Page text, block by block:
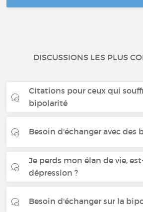
DISCUSSIONS LES PLUS
Citations pour ceux qui
bipolarité
Besoin d'échanger avec des
Je perds mon élan de vie,
dépression ?
Besoin d'échanger sur la